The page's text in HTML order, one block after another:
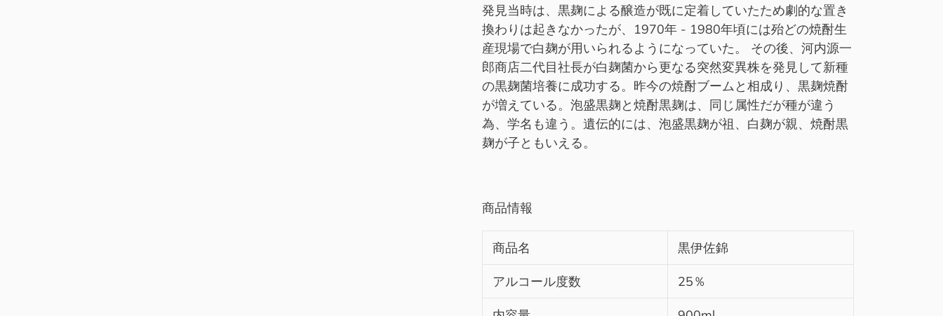
発見当時は、黒麹による醸造が既に定着していたため劇的な置き
換わりは起きなかったが、1970年 - 1980年頃には殆どの焼酎生
産現場で白麹が用いられるようになっていた。 その後、河内源一
郎商店二代目社長が白麹菌から更なる突然変異株を発見して新種
の黒麹菌培養に成功する。昨今の焼酎ブームと相成り、黒麹焼酎
が増えている。泡盛黒麹と焼酎黒麹は、同じ属性だが種が違う
為、学名も違う。遺伝的には、泡盛黒麹が祖、白麹が親、焼酎黒
麹が子ともいえる。
商品情報
商品名 黒伊佐錦
アルコール度数 25％